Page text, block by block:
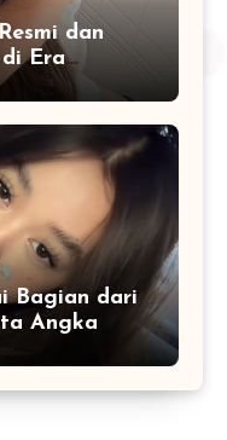
dan
Era
Bagian dari
Angka